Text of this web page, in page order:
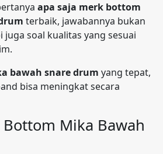
apa saja merk bottom
terbaik, jawabannya bukan
juga soal kualitas yang sesuai
bawah snare drum yang tepat,
bisa meningkat secara
Mika Bawah